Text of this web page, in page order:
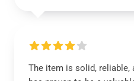
The item is solid, reliable,